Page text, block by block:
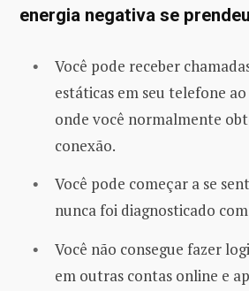
energia negativa se
Você pode receber
estáticas em seu telefone
onde você normalmente
conexão.
Você pode começar a se
nunca foi diagnosticado
Você não consegue fazer
em outras contas online e